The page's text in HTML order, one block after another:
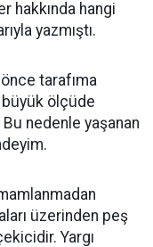
hakkında hangi
yazmıştı.
tarafıma
ölçüde
nedenle yaşanan
üzerinden peş
Yargı